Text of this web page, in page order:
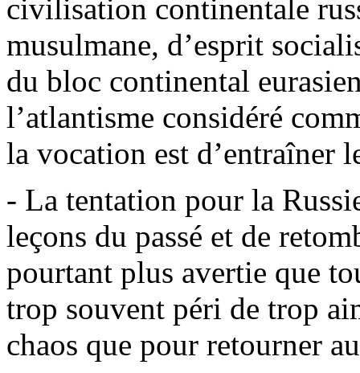
civilisation continentale
musulmane, d’esprit
du bloc continental
l’atlantisme considéré
la vocation est d’entraîner
- La tentation pour la
leçons du passé et de
pourtant plus avertie que
trop souvent péri de trop
chaos que pour retourner